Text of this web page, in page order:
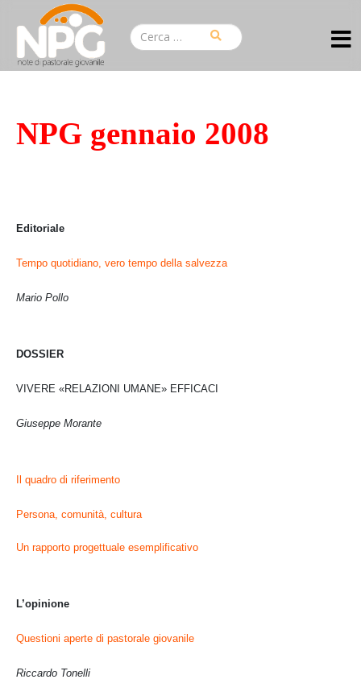
NPG gennaio 2008
Editoriale
Tempo quotidiano, vero tempo della salvezza
Mario Pollo
DOSSIER
VIVERE «RELAZIONI UMANE» EFFICACI
Giuseppe Morante
Il quadro di riferimento
Persona, comunità, cultura
Un rapporto progettuale esemplificativo
L’opinione
Questioni aperte di pastorale giovanile
Riccardo Tonelli